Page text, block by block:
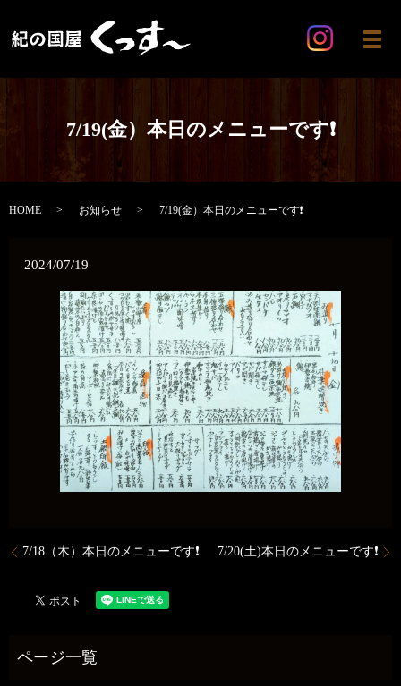
メ
7/19(金）本日のメニューです❗
HOME お知らせ 7/19(金）本日のメニューです❗
2024/07/19
7/18（木）本日のメニューです❗ 7/20(土)本日のメニューです❗